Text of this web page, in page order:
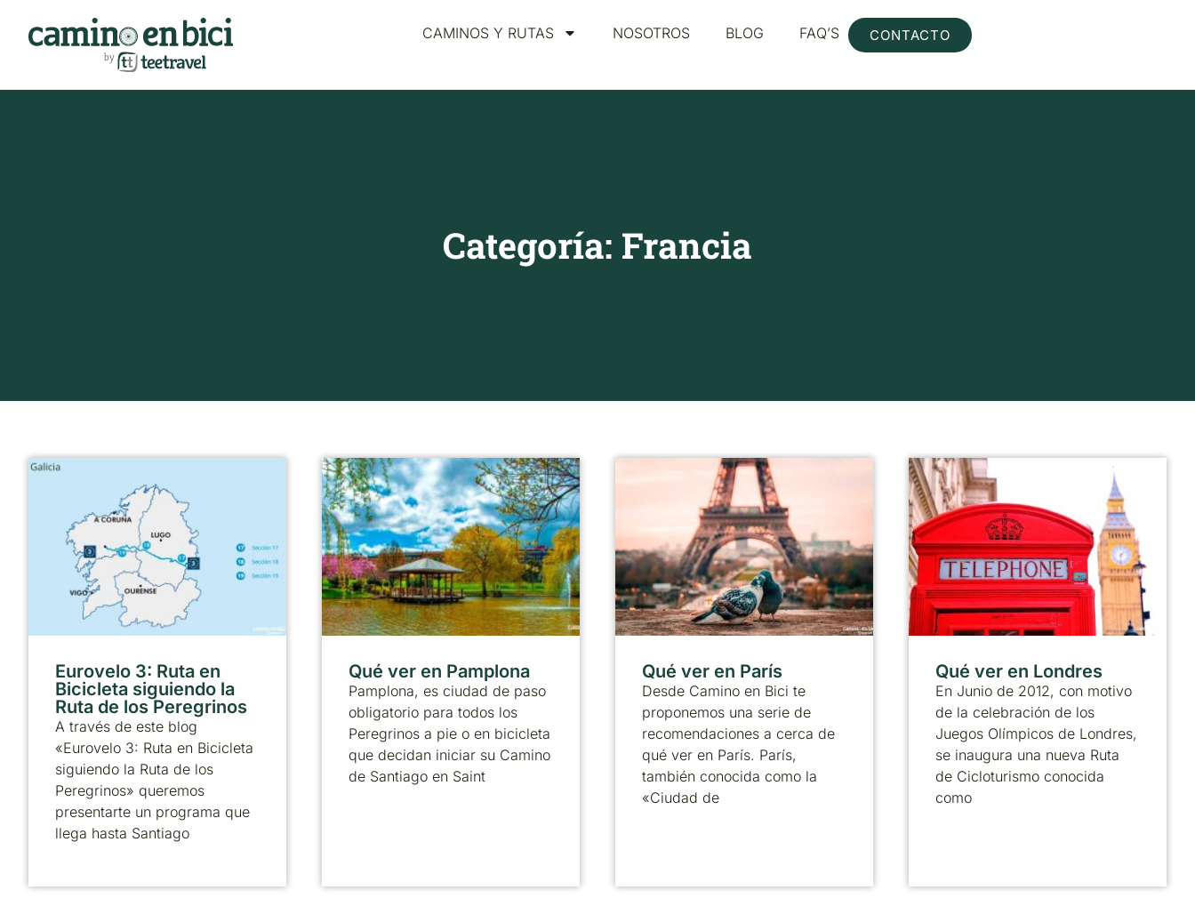
CAMINOS Y RUTAS NOSOTROS BLOG FAQ’S CONTACTO
Categoría: Francia
Eurovelo 3: Ruta en
Bicicleta siguiendo la
Ruta de los Peregrinos
A través de este blog
«Eurovelo 3: Ruta en Bicicleta
siguiendo la Ruta de los
Peregrinos» queremos
presentarte un programa que
llega hasta Santiago
Qué ver en Pamplona
Pamplona, es ciudad de paso
obligatorio para todos los
Peregrinos a pie o en bicicleta
que decidan iniciar su Camino
de Santiago en Saint
Qué ver en París
Desde Camino en Bici te
proponemos una serie de
recomendaciones a cerca de
qué ver en París. París,
también conocida como la
«Ciudad de
Qué ver en Londres
En Junio de 2012, con motivo
de la celebración de los
Juegos Olímpicos de Londres,
se inaugura una nueva Ruta
de Cicloturismo conocida
como